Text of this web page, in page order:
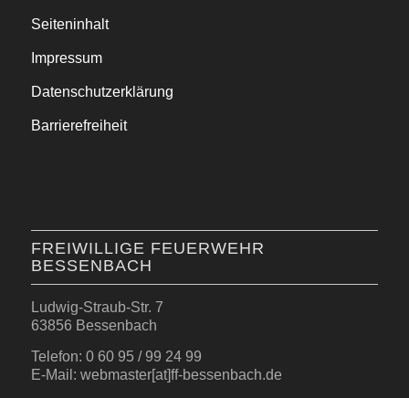
Seiteninhalt
Impressum
Datenschutzerklärung
Barrierefreiheit
FREIWILLIGE FEUERWEHR
BESSENBACH
Ludwig-Straub-Str. 7
63856 Bessenbach
Telefon: 0 60 95 / 99 24 99
E-Mail: webmaster[at]ff-bessenbach.de